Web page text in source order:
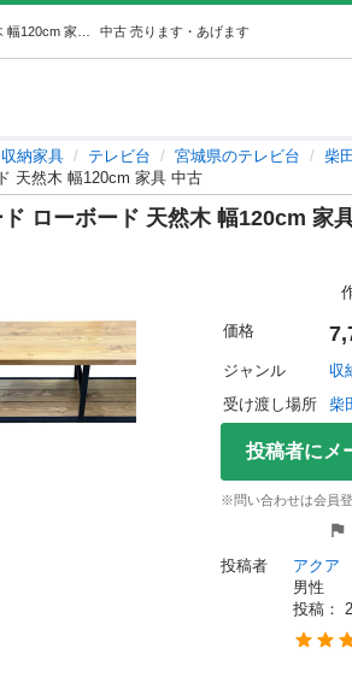
中古 売ります・あげます
収納家具 テレビ台 宮城県のテレビ台
柴
天然木 幅120cm 家具 中古
ローボード 天然木 幅120cm 家
価格
ジャンル 収
受け渡し場所
柴
投稿者にメ
※問い合わせは会員
投稿者
アクア
男性
投稿：